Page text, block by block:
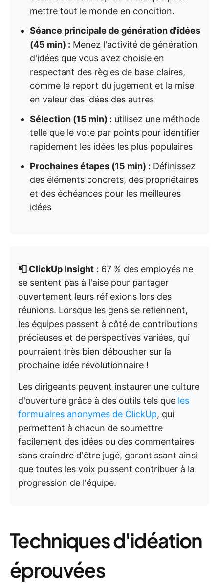
mettre tout le monde en condition.
Séance principale de génération d'idées
(45 min) : Menez l'activité de génération
d'idées que vous avez choisie en
respectant des règles de base claires,
comme le report du jugement et la mise
en valeur des idées des autres
Sélection (15 min) : utilisez une méthode
telle que le vote par points pour identifier
rapidement les idées les plus populaires
Prochaines étapes (15 min) : Définissez
des éléments concrets, des propriétaires
et des échéances pour les meilleures
idées
📮 ClickUp Insight : 67 % des employés ne
se sentent pas à l'aise pour partager
ouvertement leurs réflexions lors des
réunions. Lorsque les gens se retiennent,
les équipes passent à côté de contributions
précieuses et de perspectives variées, qui
pourraient très bien déboucher sur la
prochaine idée révolutionnaire !
Les dirigeants peuvent instaurer une culture
d'ouverture grâce à des outils tels que les
formulaires anonymes de ClickUp, qui
permettent à chacun de soumettre
facilement des idées ou des commentaires
sans craindre d'être jugé, garantissant ainsi
que toutes les voix puissent contribuer à la
progression de l'équipe.
Techniques d'idéation
éprouvées